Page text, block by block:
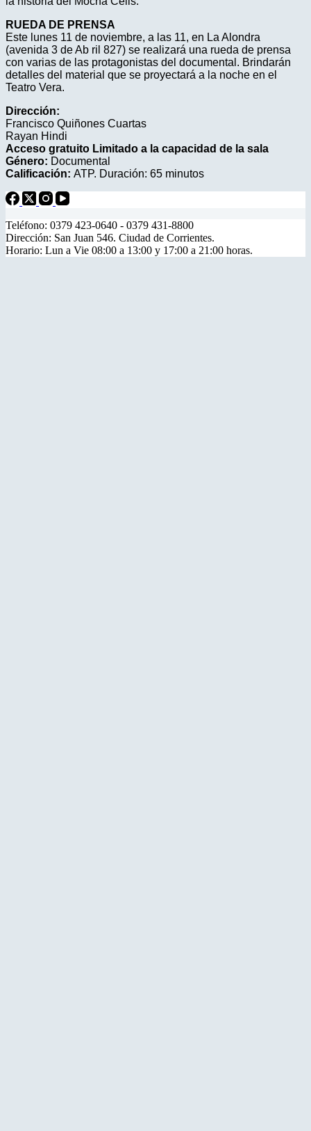
RUEDA DE PRENSA
Este lunes 11 de noviembre, a las 11, en La Alondra
(avenida 3 de Ab ril 827) se realizará una rueda de prensa
con varias de las protagonistas del documental. Brindarán
detalles del material que se proyectará a la noche en el
Teatro Vera.
Dirección:
Francisco Quiñones Cuartas
Rayan Hindi
Acceso gratuito Limitado a la capacidad de la sala
Género: Documental
Calificación: ATP. Duración: 65 minutos
Teléfono: 0379 423-0640 - 0379 431-8800
Dirección: San Juan 546. Ciudad de Corrientes.
Horario: Lun a Vie 08:00 a 13:00 y 17:00 a 21:00 horas.